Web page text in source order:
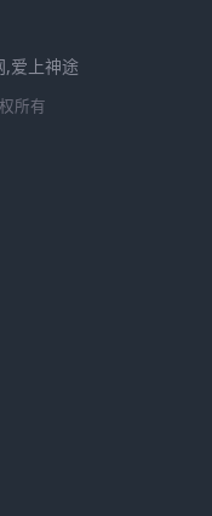
,爱上神途
所有